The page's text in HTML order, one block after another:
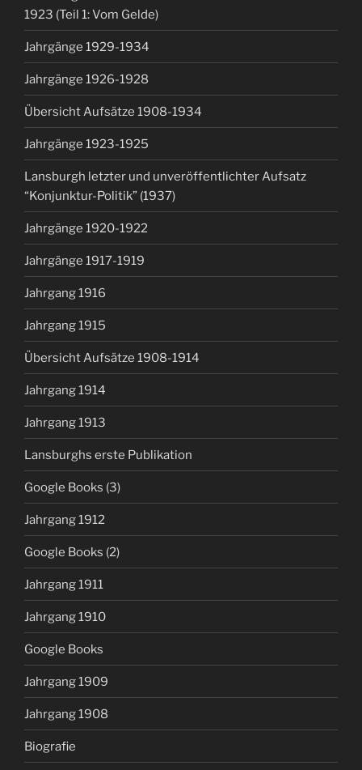
1923 (Teil 1: Vom Gelde)
Jahrgänge 1929-1934
Jahrgänge 1926-1928
Übersicht Aufsätze 1908-1934
Jahrgänge 1923-1925
Lansburgh letzter und unveröffentlichter Aufsatz
“Konjunktur-Politik” (1937)
Jahrgänge 1920-1922
Jahrgänge 1917-1919
Jahrgang 1916
Jahrgang 1915
Übersicht Aufsätze 1908-1914
Jahrgang 1914
Jahrgang 1913
Lansburghs erste Publikation
Google Books (3)
Jahrgang 1912
Google Books (2)
Jahrgang 1911
Jahrgang 1910
Google Books
Jahrgang 1909
Jahrgang 1908
Biografie